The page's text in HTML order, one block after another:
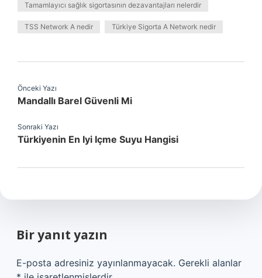
Tamamlayıcı sağlık sigortasının dezavantajları nelerdir
TSS Network A nedir Türkiye Sigorta A Network nedir
Önceki Yazı
Mandallı Barel Güvenli Mi
Sonraki Yazı
Türkiyenin En Iyi Içme Suyu Hangisi
Bir yanıt yazın
E-posta adresiniz yayınlanmayacak. Gerekli alanlar